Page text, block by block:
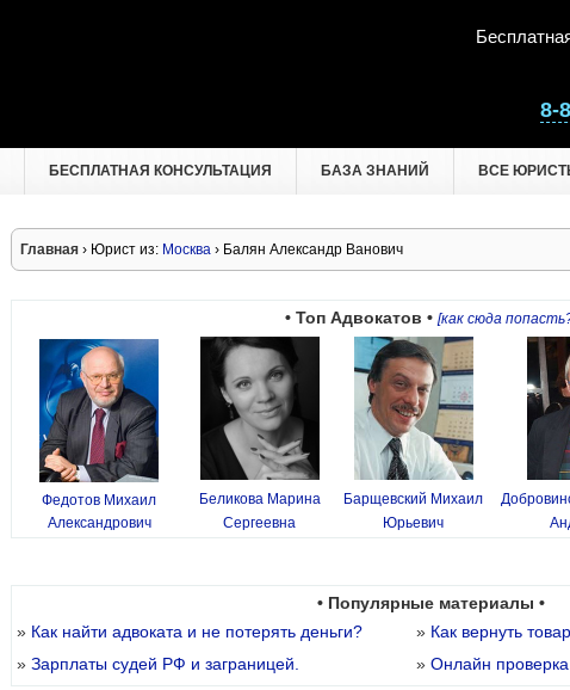
8-
БЕСПЛАТНАЯ КОНСУЛЬТАЦИЯ БАЗА ЗНАНИЙ ВСЕ
Главная › Юрист из: Москва › Балян Александр Ванович
• Топ Адвокатов • [как сюда
Федотов Михаил
Александрович
Беликова Марина
Сергеевна
Барщевский Михаил
Юрьевич
• Популярные материалы •
» Как найти адвоката и не потерять деньги? » Как вернуть
» Зарплаты судей РФ и заграницей. » Онлайн